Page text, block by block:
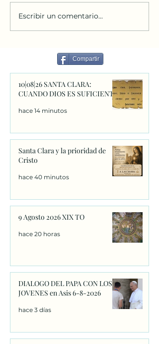
Escribir un comentario...
Compartir
10|08|26 SANTA CLARA:
CUANDO DIOS ES SUFICIENTE
hace 14 minutos
Santa Clara y la prioridad de
Cristo
hace 40 minutos
9 Agosto 2026 XIX TO
hace 20 horas
DIALOGO DEL PAPA CON LOS
JOVENES en Asis 6-8-2026
hace 3 días